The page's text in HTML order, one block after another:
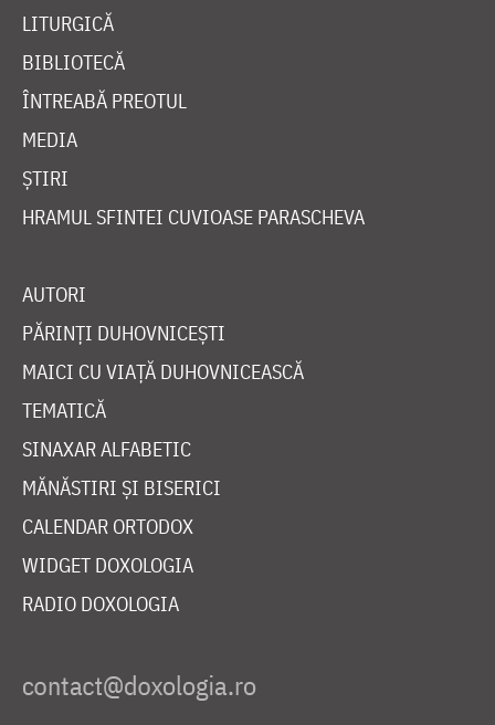
LITURGICĂ
BIBLIOTECĂ
ÎNTREABĂ PREOTUL
MEDIA
ȘTIRI
HRAMUL SFINTEI CUVIOASE PARASCHEVA
AUTORI
PĂRINȚI DUHOVNICEȘTI
MAICI CU VIAȚĂ DUHOVNICEASCĂ
TEMATICĂ
SINAXAR ALFABETIC
MĂNĂSTIRI ȘI BISERICI
CALENDAR ORTODOX
WIDGET DOXOLOGIA
RADIO DOXOLOGIA